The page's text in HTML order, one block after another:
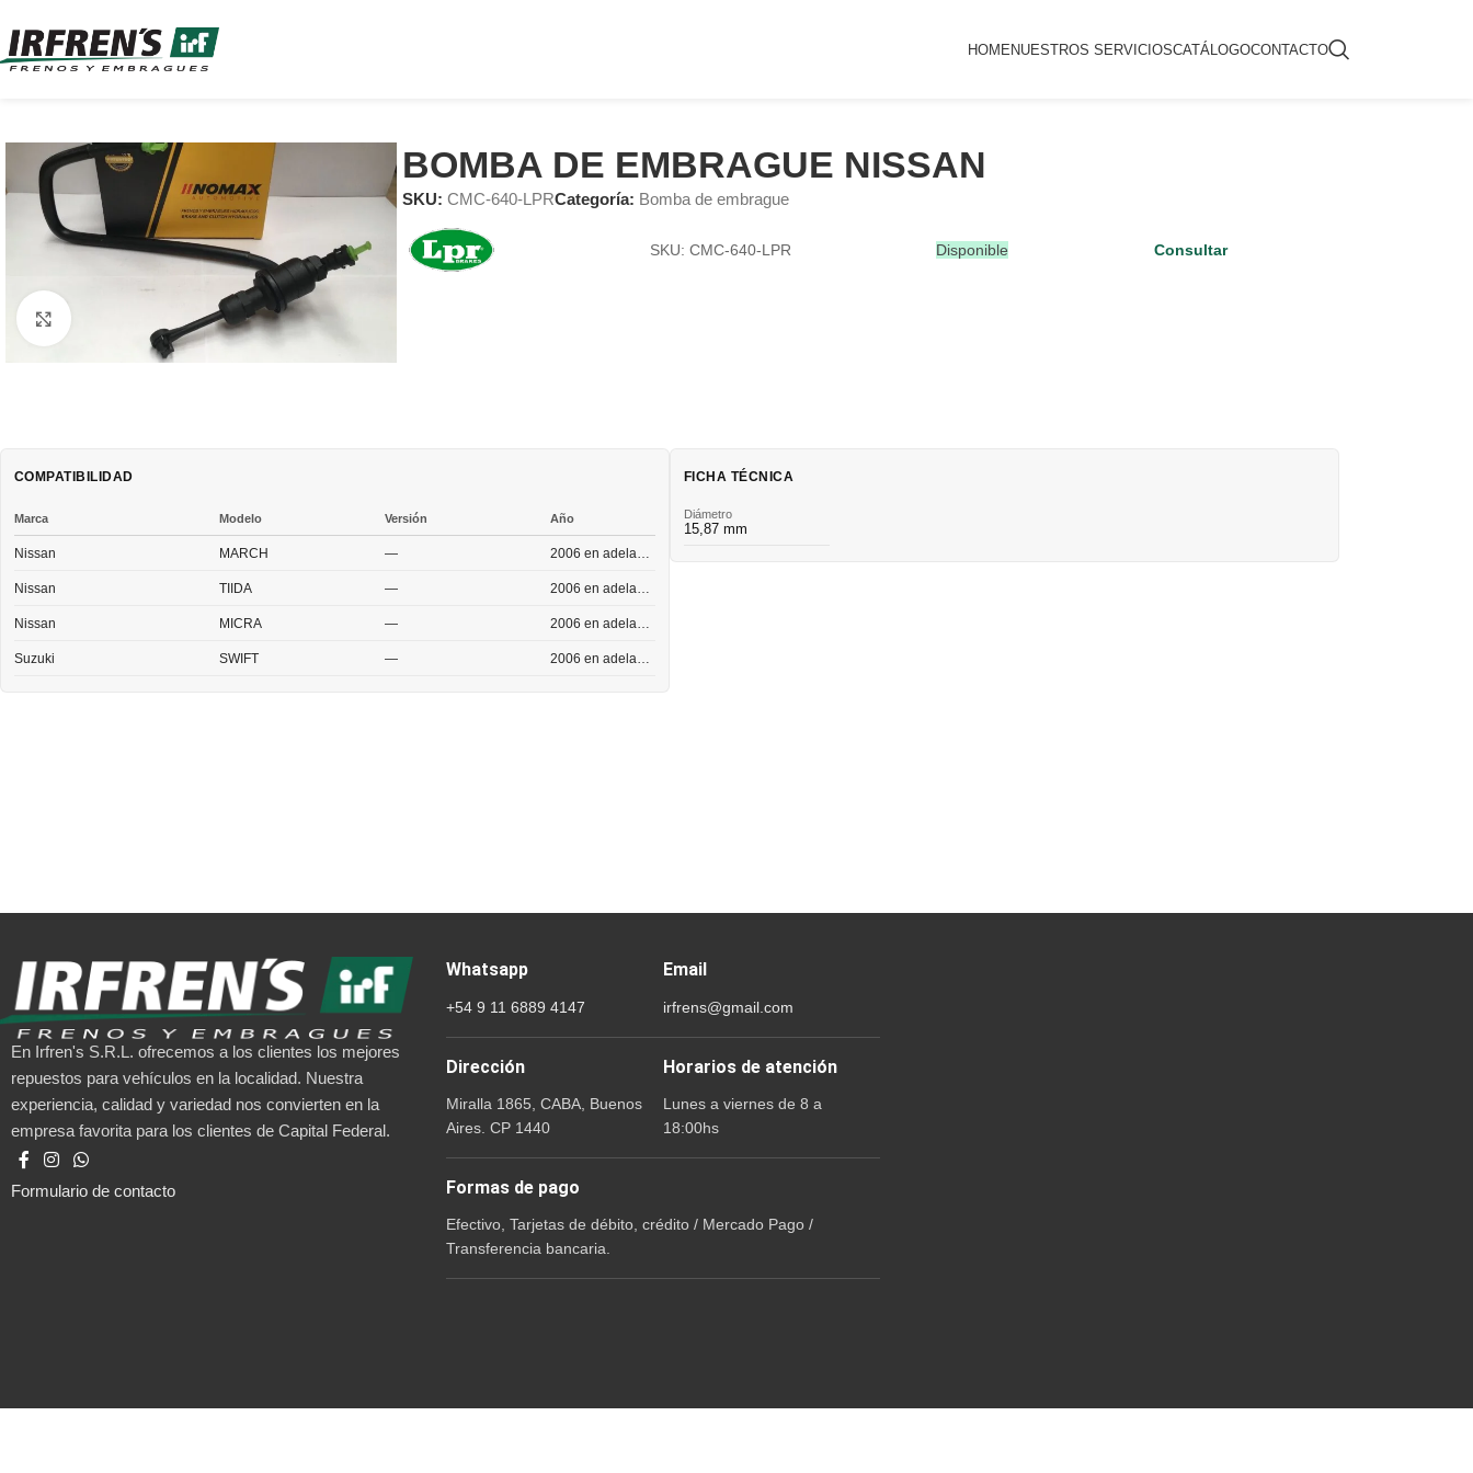
HOMENUESTROS SERVICIOSCATÁLOGOCONTACTO
Clic para ampliar
BOMBA DE EMBRAGUE NISSAN
SKU: CMC-640-LPRCategoría: Bomba de embrague
SKU: CMC-640-LPR Disponible Consultar
COMPATIBILIDAD
Marca Modelo Versión Año
Nissan MARCH —
Nissan TIIDA —
Nissan MICRA —
Suzuki SWIFT —
FICHA TÉCNICA
Diámetro
15,87 mm
En Irfren's S.R.L. ofrecemos a los clientes los mejores
repuestos para vehículos en la localidad. Nuestra
experiencia, calidad y variedad nos convierten en la
empresa favorita para los clientes de Capital Federal.
Formulario de contacto
Whatsapp
+54 9 11 6889 4147
Email
irfrens@gmail.com
Dirección
Miralla 1865, CABA, Buenos
Aires. CP 1440
Horarios de atención
Lunes a viernes de 8 a
18:00hs
Formas de pago
Efectivo, Tarjetas de débito, crédito / Mercado Pago /
Transferencia bancaria.